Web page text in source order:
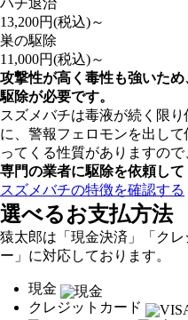
ハチ退治
13,200円(税込)～
巣の駆除
11,000円(税込)～
攻撃性が高く毒性も強いた
駆除が必要です。
スズメバチは毒液が続く限
に、警報フェロモンを出し
ってくる性質がありますので
専門の業者に駆除を依頼して
スズメバチの特徴を確認する
選べるお支払方法
猿太郎は「現金決済」「ク
ー」に対応しております。
現金
クレジットカード